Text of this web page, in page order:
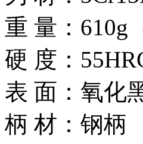
重 量：610g
硬 度：
表 面：氧化
柄 材：钢柄